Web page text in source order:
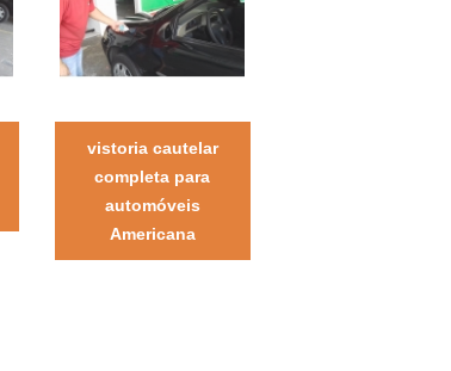
vistoria cautelar
completa para
automóveis
Americana